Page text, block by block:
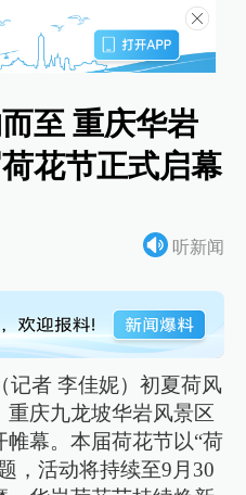
至 重庆华岩
花节正式启幕
听新闻
记者 李佳妮）初夏荷风
重庆九龙坡华岩风景区
幕。本届荷花节以“荷
，活动将持续至9月30